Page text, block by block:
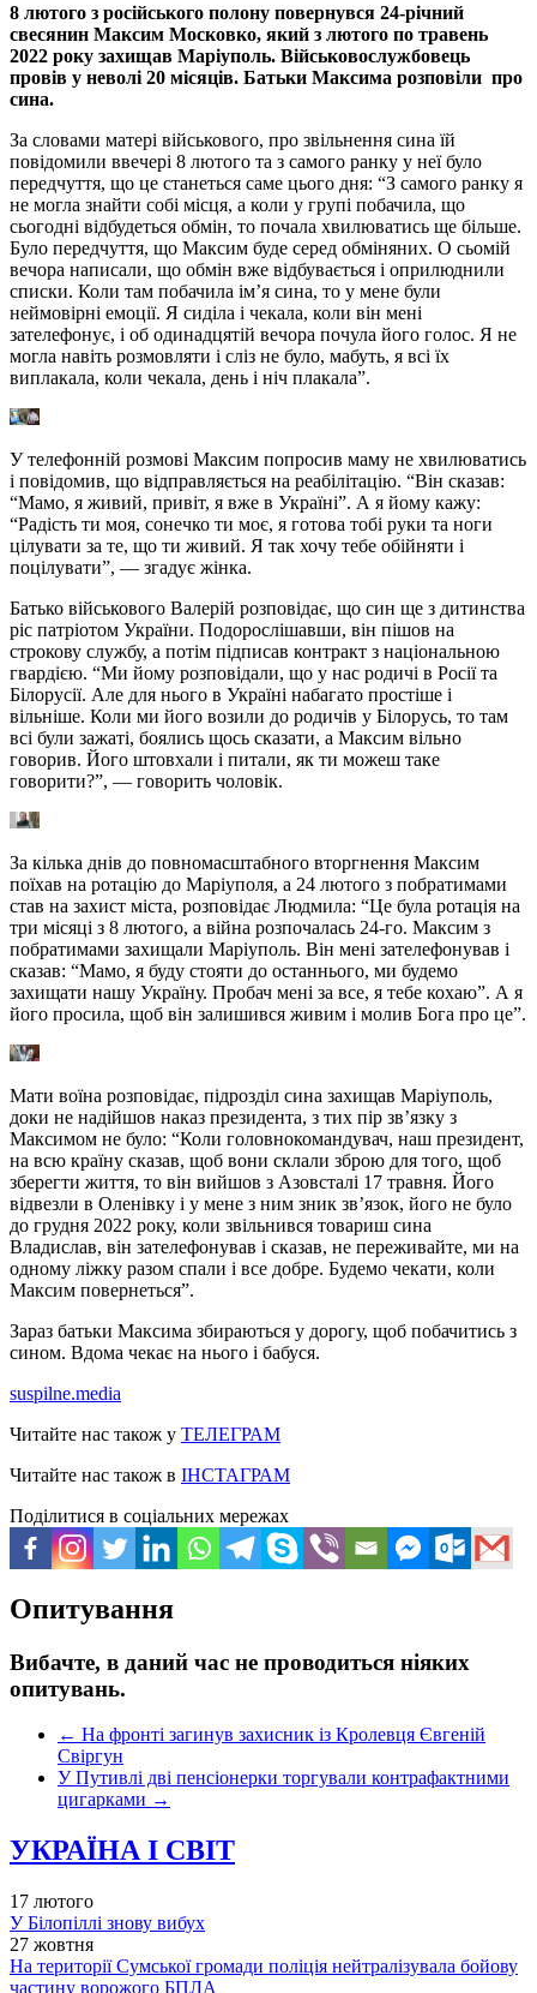
8 лютого з російського полону повернувся 24-річний
свесянин Максим Московко, який з лютого по травень
2022 року захищав Маріуполь. Військовослужбовець
провів у неволі 20 місяців. Батьки Максима розповіли про
сина.
За словами матері військового, про звільнення сина їй
повідомили ввечері 8 лютого та з самого ранку у неї було
передчуття, що це станеться саме цього дня: “З самого ранку я
не могла знайти собі місця, а коли у групі побачила, що
сьогодні відбудеться обмін, то почала хвилюватись ще більше.
Було передчуття, що Максим буде серед обміняних. О сьомій
вечора написали, що обмін вже відбувається і оприлюднили
списки. Коли там побачила ім’я сина, то у мене були
неймовірні емоції. Я сиділа і чекала, коли він мені
зателефонує, і об одинадцятій вечора почула його голос. Я не
могла навіть розмовляти і сліз не було, мабуть, я всі їх
виплакала, коли чекала, день і ніч плакала”.
У телефонній розмові Максим попросив маму не хвилюватись
і повідомив, що відправляється на реабілітацію. “Він сказав:
“Мамо, я живий, привіт, я вже в Україні”. А я йому кажу:
“Радість ти моя, сонечко ти моє, я готова тобі руки та ноги
цілувати за те, що ти живий. Я так хочу тебе обійняти і
поцілувати”, — згадує жінка.
Батько військового Валерій розповідає, що син ще з дитинства
ріс патріотом України. Подорослішавши, він пішов на
строкову службу, а потім підписав контракт з національною
гвардією. “Ми йому розповідали, що у нас родичі в Росії та
Білорусії. Але для нього в Україні набагато простіше і
вільніше. Коли ми його возили до родичів у Білорусь, то там
всі були зажаті, боялись щось сказати, а Максим вільно
говорив. Його штовхали і питали, як ти можеш таке
говорити?”, — говорить чоловік.
За кілька днів до повномасштабного вторгнення Максим
поїхав на ротацію до Маріуполя, а 24 лютого з побратимами
став на захист міста, розповідає Людмила: “Це була ротація на
три місяці з 8 лютого, а війна розпочалась 24-го. Максим з
побратимами захищали Маріуполь. Він мені зателефонував і
сказав: “Мамо, я буду стояти до останнього, ми будемо
захищати нашу Україну. Пробач мені за все, я тебе кохаю”. А я
його просила, щоб він залишився живим і молив Бога про це”.
Мати воїна розповідає, підрозділ сина захищав Маріуполь,
доки не надійшов наказ президента, з тих пір зв’язку з
Максимом не було: “Коли головнокомандувач, наш президент,
на всю країну сказав, щоб вони склали зброю для того, щоб
зберегти життя, то він вийшов з Азовсталі 17 травня. Його
відвезли в Оленівку і у мене з ним зник зв’язок, його не було
до грудня 2022 року, коли звільнився товариш сина
Владислав, він зателефонував і сказав, не переживайте, ми на
одному ліжку разом спали і все добре. Будемо чекати, коли
Максим повернеться”.
Зараз батьки Максима збираються у дорогу, щоб побачитись з
сином. Вдома чекає на нього і бабуся.
suspilne.media
Читайте нас також у ТЕЛЕГРАМ
Читайте нас також в ІНСТАГРАМ
Поділитися в соціальних мережах
Опитування
Вибачте, в даний час не проводиться ніяких
опитувань.
← На фронті загинув захисник із Кролевця Євгеній
Свіргун
У Путивлі дві пенсіонерки торгували контрафактними
цигарками →
УКРАЇНА І СВІТ
17 лютого
У Білопіллі знову вибух
27 жовтня
На території Сумської громади поліція нейтралізувала бойову
частину ворожого БПЛА